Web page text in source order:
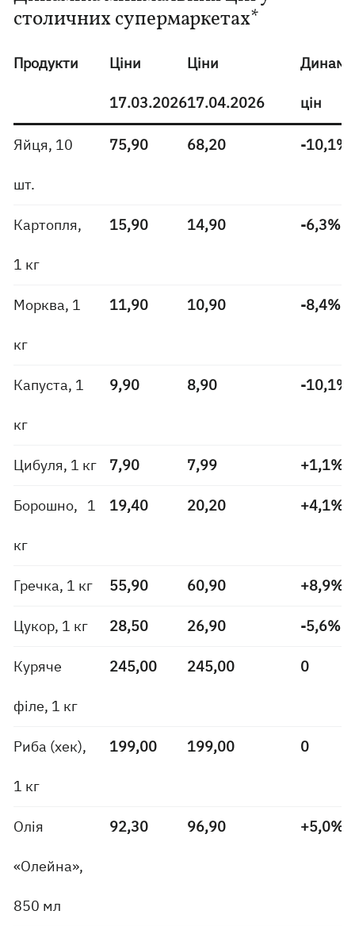
столичних супермаркетах*
Продукти Ціни
17.03.2026
Ціни
17.04.2026 цін
Яйця, 10
шт.
75,90 68,20 -10,1%
Картопля,
1 кг
15,90 14,90 -6,3%
Морква, 1
кг
11,90 10,90 -8,4%
Капуста, 1
кг
9,90 8,90 -10,1%
Цибуля, 1 кг 7,90 7,99 +1,1%
Борошно, 1
кг
19,40 20,20 +4,1%
Гречка, 1 кг 55,90 60,90 +8,9%
Цукор, 1 кг 28,50 26,90 -5,6%
Куряче
філе, 1 кг
245,00 245,00 0
Риба (хек),
1 кг
199,00 199,00 0
Олія
«Олейна»,
850 мл
92,30 96,90 +5,0%